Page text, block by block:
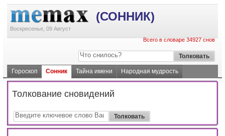
(СОННИК)
Воскресенье, 09 Август
Всего в словаре 34927 снов
Гороскоп Сонник Тайна имени Народная мудрость
Толкование сновидений